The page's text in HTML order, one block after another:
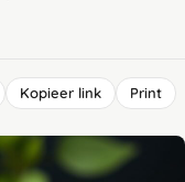
Kopieer link Print